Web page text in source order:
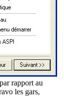
rapport au
les gars,